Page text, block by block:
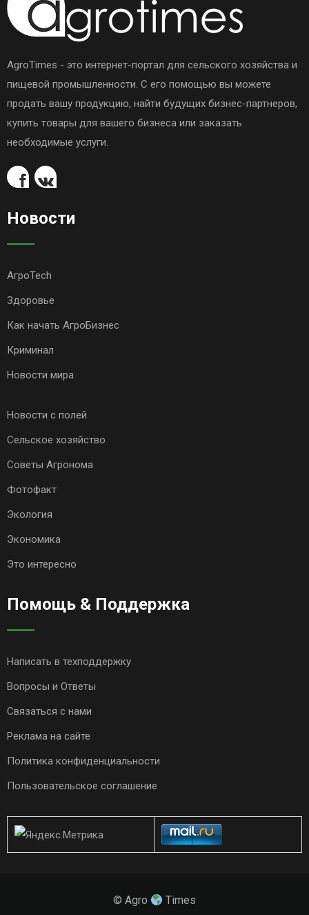
AgroTimes - это интернет-портал для сельского хозяйства и
пищевой промышленности. С его помощью вы можете
продать вашу продукцию, найти будущих бизнес-партнеров,
купить товары для вашего бизнеса или заказать
необходимые услуги.
Новости
АгроTech
Здоровье
Как начать АгроБизнес
Криминал
Новости мира
Новости с полей
Сельское хозяйство
Советы Агронома
Фотофакт
Экология
Экономика
Это интересно
Помощь & Поддержка
Написать в техподдержку
Вопросы и Ответы
Связаться с нами
Реклама на сайте
Политика конфиденциальности
Пользовательское соглашение
© Agro Times